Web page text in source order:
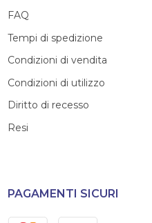
FAQ
Tempi di spedizione
Condizioni di vendita
Condizioni di utilizzo
Diritto di recesso
Resi
PAGAMENTI SICURI